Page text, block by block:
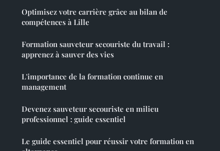
Optimisez votre carrière grâce au bilan de
compétences à Lille
Formation sauveteur secouriste du travail :
apprenez à sauver des vies
L'importance de la formation continue en
management
Devenez sauveteur secouriste en milieu
professionnel : guide essentiel
Le guide essentiel pour réussir votre formation en